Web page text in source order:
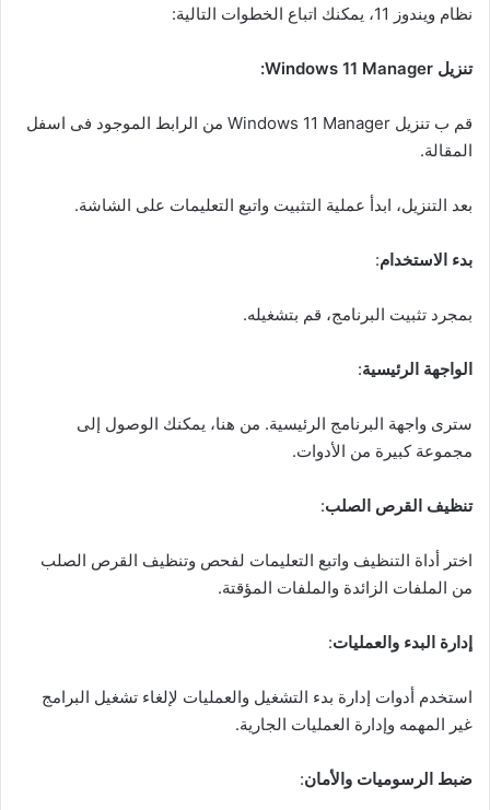
نظام ويندوز 11، يمكنك اتباع الخطوات التالية:
تنزيل Windows 11 Manager:
قم ب تنزيل Windows 11 Manager من الرابط الموجود فى اسفل
المقالة.
بعد التنزيل، ابدأ عملية التثبيت واتبع التعليمات على الشاشة.
بدء الاستخدام:
بمجرد تثبيت البرنامج، قم بتشغيله.
الواجهة الرئيسية:
سترى واجهة البرنامج الرئيسية. من هنا، يمكنك الوصول إلى
مجموعة كبيرة من الأدوات.
تنظيف القرص الصلب:
اختر أداة التنظيف واتبع التعليمات لفحص وتنظيف القرص الصلب
من الملفات الزائدة والملفات المؤقتة.
إدارة البدء والعمليات:
استخدم أدوات إدارة بدء التشغيل والعمليات لإلغاء تشغيل البرامج
غير المهمه وإدارة العمليات الجارية.
ضبط الرسوميات والأمان: